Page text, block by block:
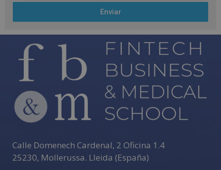
Enviar
a
t
e
:
Calle Domenech Cardenal, 2 Oficina 1.4
25230, Mollerussa. Lleida (España)